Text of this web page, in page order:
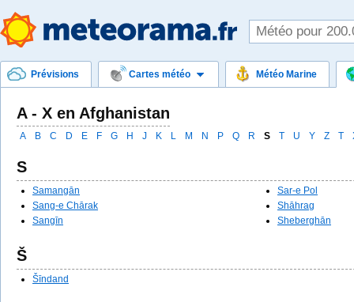
Prévisions Cartes météo Météo Marine
A - Х en Afghanistan
A B C D E F G H J K L M N P Q R S T U Y Z Т
S
Samangān
Sang-e Chārak
Sangīn
Sar-e Pol
Shāhrag
Sheberghān
Š
Šīndand